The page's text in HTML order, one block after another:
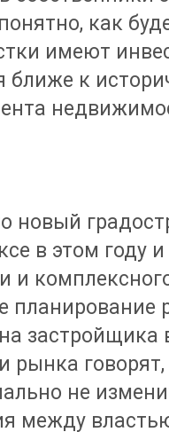
как
имеют
ближе к
новый
в этом
и
планирование
застройщика
рынка
не
между